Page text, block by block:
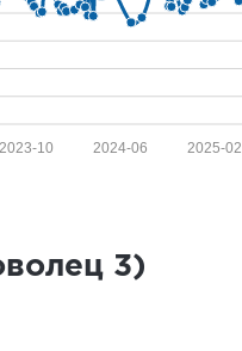
2025-02
2024-06
2023-10
3)